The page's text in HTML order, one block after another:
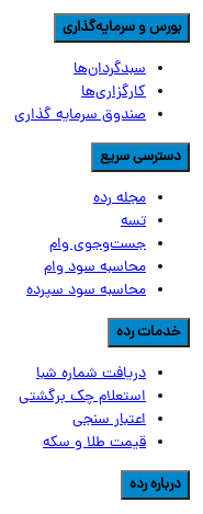
و سرمایه‌گذاری
سبدگردان‌ها
کارگزاری‌ها
صندوق سرمایه گذاری
سریع
مجله رده
تسه
جست‌وجوی وام
محاسبه سود وام
محاسبه سود سپرده
رده
دریافت شماره شبا
استعلام چک برگشتی
اعتبار سنجی
قیمت طلا و سکه
رده